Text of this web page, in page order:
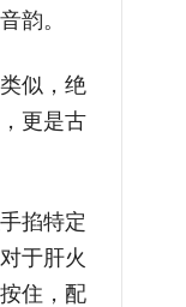
韵。
似，绝
更是古
掐特定
于肝火
住，配